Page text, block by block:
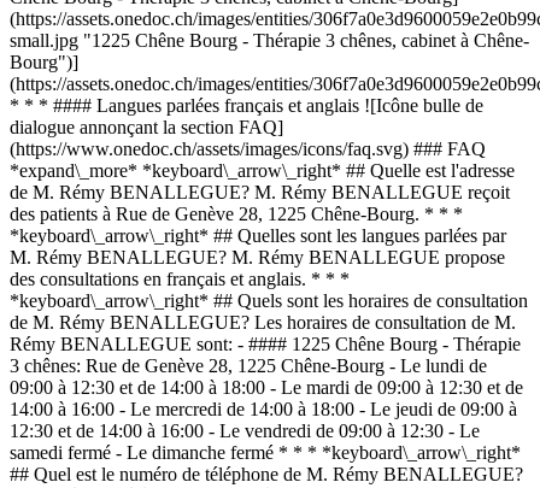
(https://assets.onedoc.ch/images/entities/
small.jpg "1225 Chêne Bourg - Thérapie 3 chênes, cabinet à Chêne-
Bourg")]
(https://assets.onedoc.ch/images/entities/
* * * #### Langues parlées français et anglais ![Icône bulle de
dialogue annonçant la section FAQ]
(https://www.onedoc.ch/assets/images/icons/faq.svg) ### FAQ
*expand\_more* *keyboard\_arrow\_right* ## Quelle est l'adresse
de M. Rémy BENALLEGUE? M. Rémy BENALLEGUE reçoit
des patients à Rue de Genève 28, 1225 Chêne-Bourg. * * *
*keyboard\_arrow\_right* ## Quelles sont les langues parlées par
M. Rémy BENALLEGUE? M. Rémy BENALLEGUE propose
des consultations en français et anglais. * * *
*keyboard\_arrow\_right* ## Quels sont les horaires de consultation
de M. Rémy BENALLEGUE? Les horaires de consultation de M.
Rémy BENALLEGUE sont: - #### 1225 Chêne Bourg - Thérapie
3 chênes: Rue de Genève 28, 1225 Chêne-Bourg - Le lundi de
09:00 à 12:30 et de 14:00 à 18:00 - Le mardi de 09:00 à 12:30 et de
14:00 à 16:00 - Le mercredi de 14:00 à 18:00 - Le jeudi de 09:00 à
12:30 et de 14:00 à 16:00 - Le vendredi de 09:00 à 12:30 - Le
samedi fermé - Le dimanche fermé * * * *keyboard\_arrow\_right*
## Quel est le numéro de téléphone de M. Rémy BENALLEGUE?